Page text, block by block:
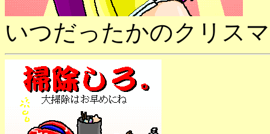
いつだったかのクリス